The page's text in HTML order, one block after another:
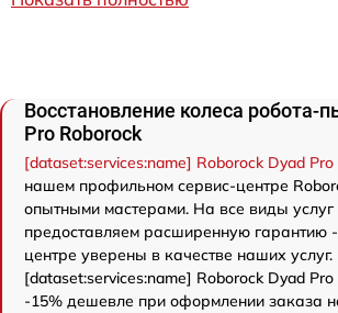
Восстановление колеса робота-
Pro Roborock
[dataset:services:name] Roborock Dyad Pro
нашем профильном сервис-центре
опытными мастерами. На все виды услуг
предоставляем расширенную гарантию
центре уверены в качестве наших услуг.
[dataset:services:name] Roborock Dyad Pro
-15% дешевле при оформлении заказа